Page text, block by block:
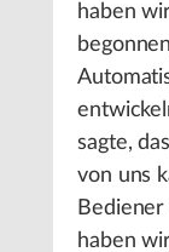
haben
sagte,
von uns
haben